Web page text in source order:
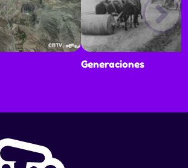
Generaciones